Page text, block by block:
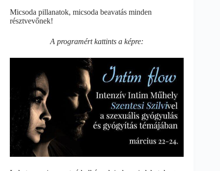
Micsoda pillanatok, micsoda beavatás minden
résztvevőnek!
A programért kattints a képre: